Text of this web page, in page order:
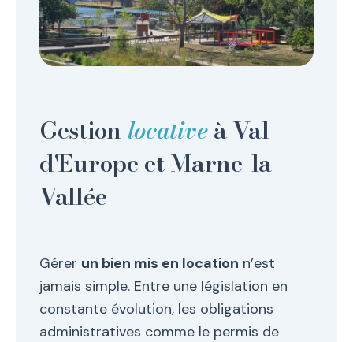
Gestionlocativeà Val
d'Europe et Marne-la-
Vallée
Gérer un bien mis en location n’est
jamais simple. Entre une législation en
constante évolution, les obligations
administratives comme le permis de